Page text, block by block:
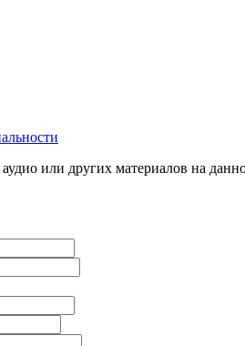
или других материалов на